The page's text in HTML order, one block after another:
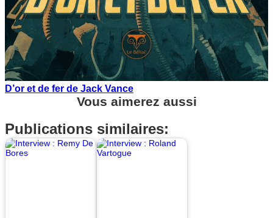
D’or et de fer de Jack Vance
Vous aimerez aussi
Publications similaires: